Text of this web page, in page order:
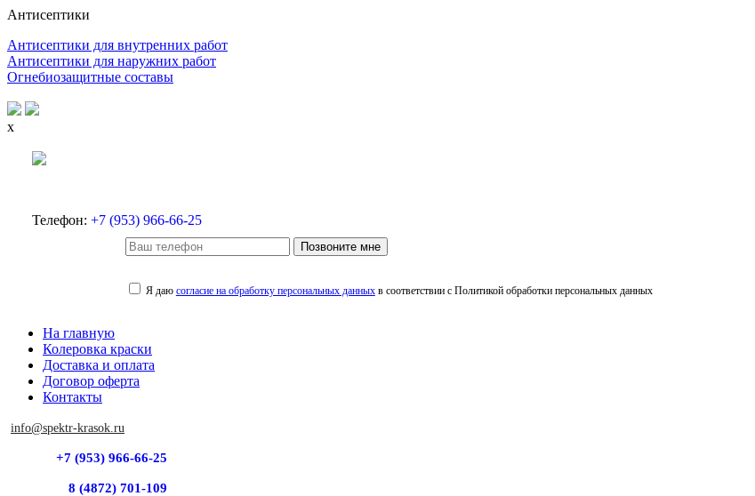
Антисептики
Антисептики для внутренних работ
Антисептики для наружних работ
Огнебиозащитные составы
x
Телефон: +7 (953) 966-66-25
Позвоните мне
Я даю согласие на обработку персональных данныхв соответствии с Политикой обработки персональных данных
На главную
Колеровка краски
Доставка и оплата
Договор оферта
Контакты
info@spektr-krasok.ru
+7 (953) 966-66-25
8 (4872) 701-109